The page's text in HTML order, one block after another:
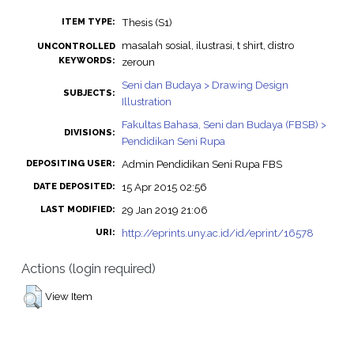
ITEM TYPE: Thesis (S1)
UNCONTROLLED
KEYWORDS:
masalah sosial, ilustrasi, t shirt, distro
zeroun
SUBJECTS:
Seni dan Budaya > Drawing Design
Illustration
DIVISIONS:
Fakultas Bahasa, Seni dan Budaya (FBSB) >
Pendidikan Seni Rupa
DEPOSITING USER: Admin Pendidikan Seni Rupa FBS
DATE DEPOSITED: 15 Apr 2015 02:56
LAST MODIFIED: 29 Jan 2019 21:06
URI: http://eprints.uny.ac.id/id/eprint/16578
Actions (login required)
View Item